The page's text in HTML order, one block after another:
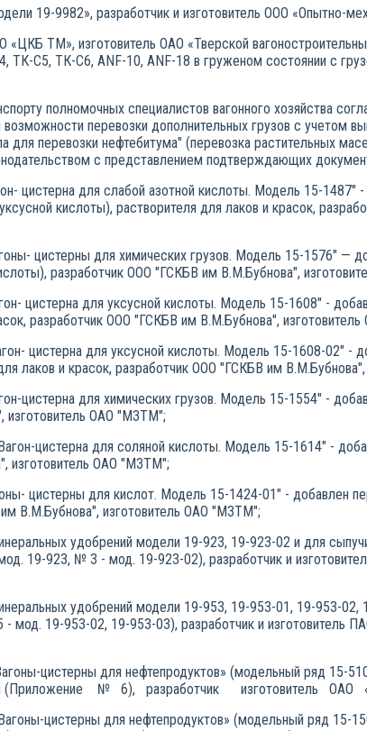
19-9982», разработчик и изготовитель ООО «Опытно-
ТМ», изготовитель ОАО «Тверской
ТК-С5, ТК-С6, ANF-10, ANF-18 в груженом состоянии с
полномочных специалистов вагонного хозяйства
перевозки дополнительных грузов с учетом
для перевозки нефтебитума" (перевозка растительных
с представлением подтверждающих
для слабой азотной кислоты. Модель 15-1487" -
кислоты), растворителя для лаков и красок,
цистерны для химических грузов. Модель 15-1576" —
разработчик ООО "ГСКБВ им В.М.Бубнова",
для уксусной кислоты. Модель 15-1608" -
разработчик ООО "ГСКБВ им В.М.Бубнова",
цистерна для уксусной кислоты. Модель 15-1608-02" -
лаков и красок, разработчик ООО "ГСКБВ им
для химических грузов. Модель 15-1554" -
ОАО "МЗТМ";
цистерна для соляной кислоты. Модель 15-1614" -
ОАО "МЗТМ";
цистерны для кислот. Модель 15-1424-01" - добавлен
В.М.Бубнова", изготовитель ОАО "МЗТМ";
удобрений модели 19-923, 19-923-02 и для
19-923, № 3 - мод. 19-923-02), разработчик и
удобрений модели 19-953, 19-953-01, 19-953-02,
19-953-02, 19-953-03), разработчик и изготовитель
цистерны для нефтепродуктов» (модельный ряд 15-
(Приложение № 6), разработчик изготовитель ОАО
цистерны для нефтепродуктов» (модельный ряд 15-